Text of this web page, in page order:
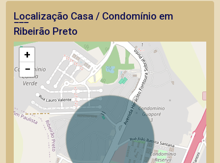
Localização Casa / Condomínio em
Ribeirão Preto
+
−